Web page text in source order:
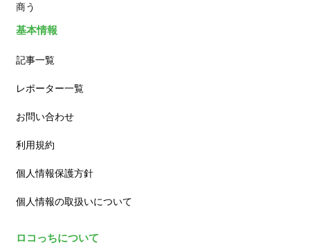
商う
基本情報
記事一覧
レポーター一覧
お問い合わせ
利用規約
個人情報保護方針
個人情報の取扱いについて
ロコっちについて